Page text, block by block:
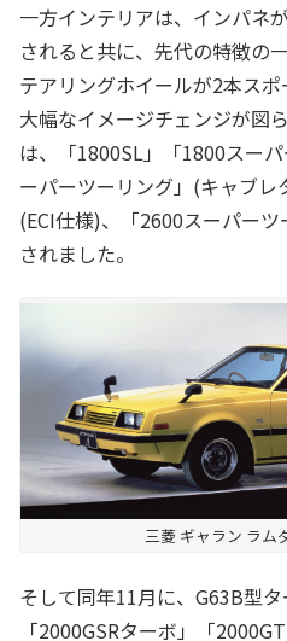
一方インテリアは、インパネ
されると共に、先代の特徴の
テアリングホイールが2本スポ
大幅なイメージチェンジが図
は、「1800SL」「1800スー
ーパーツーリング」(キャブレ
(ECI仕様)、「2600スーパー
されました。
三菱 ギャラン ラム
そして同年11月に、G63B型
「2000GSRターボ」「